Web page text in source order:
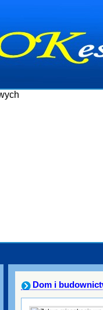
Dom i